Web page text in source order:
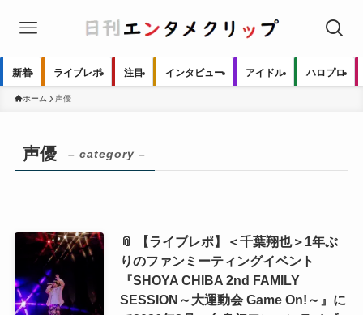
新着 ライブレポ 注目 インタビュー アイドル ハロプロ
ホーム 声優
声優 – category –
📎 【ライブレポ】＜千葉翔也＞1年ぶ
りのファンミーティングイベント
『SHOYA CHIBA 2nd FAMILY
SESSION～大運動会 Game On!～』に